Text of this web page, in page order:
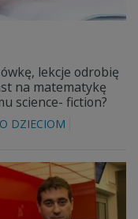
lekcje odrobię
na matematykę
science- fiction?
DZIECIOM